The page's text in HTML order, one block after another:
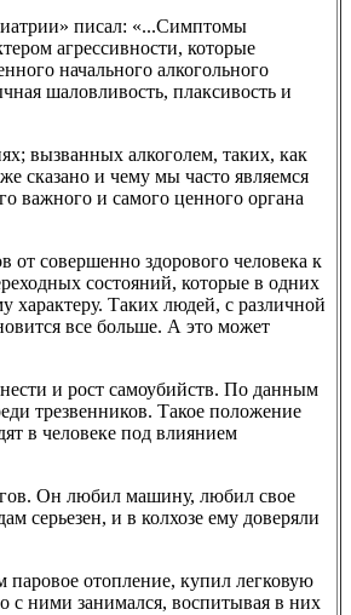
писал: «...Симптомы
агрессивности, которые
начального алкогольного
шаловливость, плаксивость и
вызванных алкоголем, таких, как
сказано и чему мы часто являемся
важного и самого ценного органа
от совершенно здорового человека к
состояний, которые в одних
характеру. Таких людей, с различной
все больше. А это может
и рост самоубийств. По данным
трезвенников. Такое положение
в человеке под влиянием
Он любил машину, любил свое
серьезен, и в колхозе ему доверяли
отопление, купил легковую
с ними занимался, воспитывая в них